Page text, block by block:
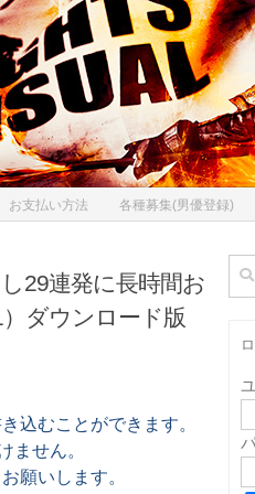
お支払い方法 各種募集(男優登録)
29連発に長時間お
ダウンロード版
込むことができます。
ません。
願いします。
検
索: